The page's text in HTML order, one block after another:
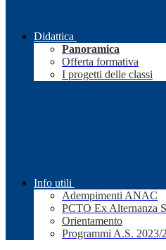
Didattica
Panoramica
Offerta formativa
I progetti delle classi
Info utili
Adempimenti ANAC
PCTO Ex Alternanza
Orientamento
Programmi A.S. 2023/